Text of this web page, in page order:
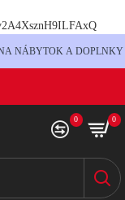
NÁBYTOK A DOPLNKY
0 0